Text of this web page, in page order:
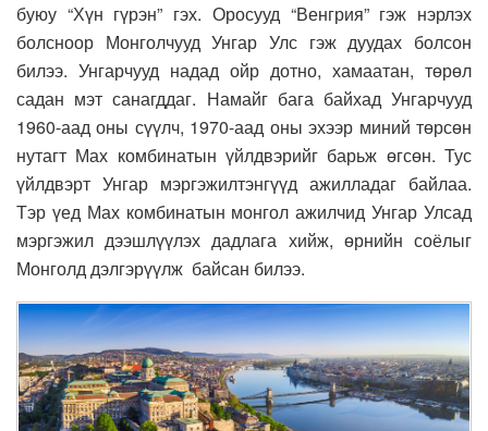
буюу “Хүн гүрэн” гэх. Оросууд “Венгрия” гэж нэрлэх
болсноор Монголчууд Унгар Улс гэж дуудах болсон
билээ. Унгарчууд надад ойр дотно, хамаатан, төрөл
садан мэт санагддаг. Намайг бага байхад Унгарчууд
1960-аад оны сүүлч, 1970-аад оны эхээр миний төрсөн
нутагт Мах комбинатын үйлдвэрийг барьж өгсөн. Тус
үйлдвэрт Унгар мэргэжилтэнгүүд ажилладаг байлаа.
Тэр үед Мах комбинатын монгол ажилчид Унгар Улсад
мэргэжил дээшлүүлэх дадлага хийж, өрнийн соёлыг
Монголд дэлгэрүүлж байсан билээ.